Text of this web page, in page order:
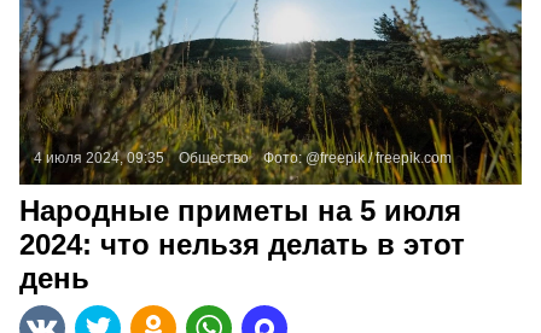
4 июля 2024, 09:35 Общество Фото:@freepik /freepik.com
Народные приметы на 5 июля
2024: что нельзя делать в этот
день